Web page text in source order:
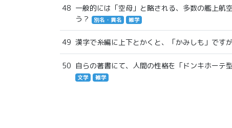
48 一般的には「空母」と略される、多数の艦上航
う？
別名・異名 雑学
49 漢字で糸編に上下とかくと、「かみしも」です
50 自らの著書にて、人間の性格を「ドンキホーテ
文学 雑学